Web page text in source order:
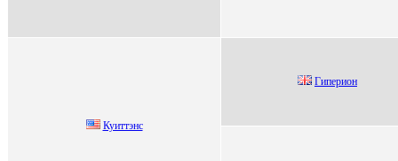
Куиттэнс
Гипepион